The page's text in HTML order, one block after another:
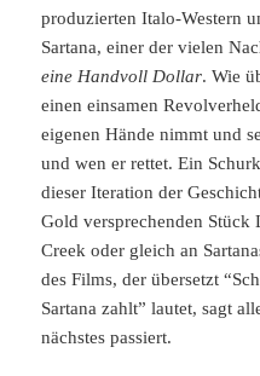
produzierten Italo-Western
Sartana, einer der vielen
eine Handvoll Dollar. Wie
einen einsamen
eigenen Hände nimmt und
und wen er rettet. Ein
dieser Iteration der
Gold versprechenden Stück
Creek oder gleich an
des Films, der übersetzt
Sartana zahlt” lautet, sagt
nächstes passiert.